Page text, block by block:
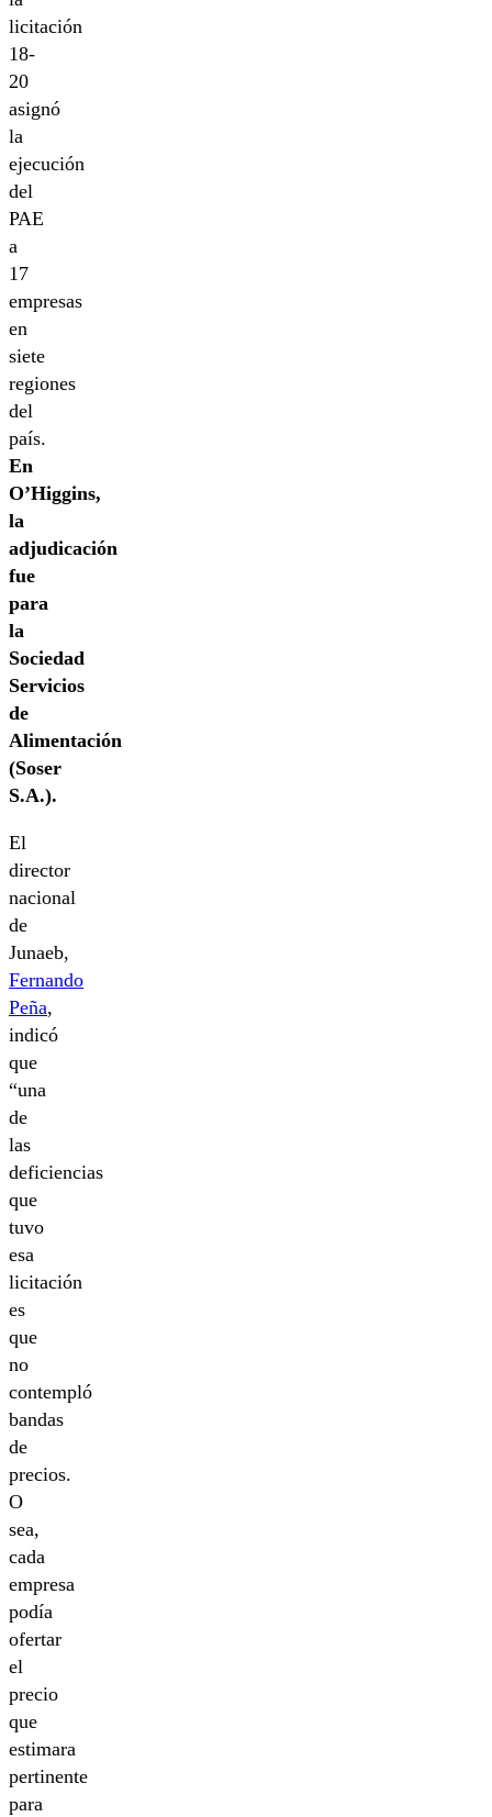
licitación
18-
20
asignó
la
ejecución
del
PAE
a
17
empresas
en
siete
regiones
del
país.
En
O’Higgins,
la
adjudicación
fue
para
la
Sociedad
Servicios
de
Alimentación
(Soser
S.A.).
El
director
nacional
de
Junaeb,
Fernando
Peña,
indicó
que
“una
de
las
deficiencias
que
tuvo
esa
licitación
es
que
no
contempló
bandas
de
precios.
O
sea,
cada
empresa
podía
ofertar
el
precio
que
estimara
pertinente
para